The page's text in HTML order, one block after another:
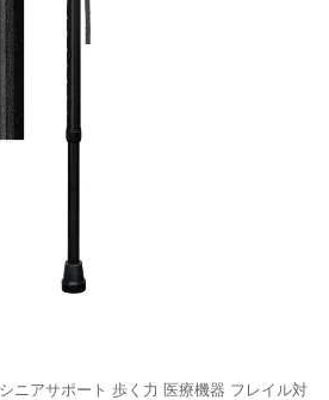
ニアサポート 歩く力 医療機器 フレイル対